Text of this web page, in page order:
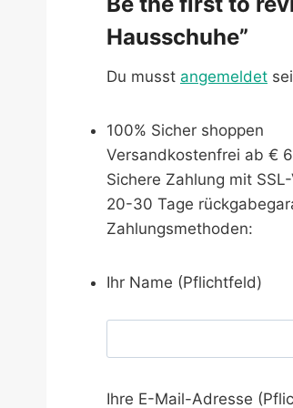
Hausschuhe”
Du musst angemeldet
100% Sicher shoppen
Versandkostenfrei ab €
Sichere Zahlung mit
20-30 Tage
Zahlungsmethoden:
Ihr Name (Pflichtfeld)
Ihre E-Mail-Adresse